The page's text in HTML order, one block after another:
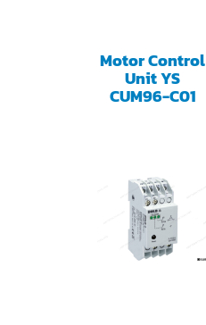
Motor Control
Unit YS
CUM96-C01